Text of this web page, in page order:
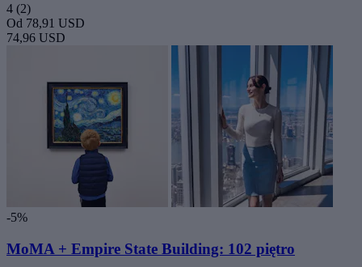
4 (2)
Od 78,91 USD
74,96 USD
-5%
MoMA + Empire State Building: 102 piętro